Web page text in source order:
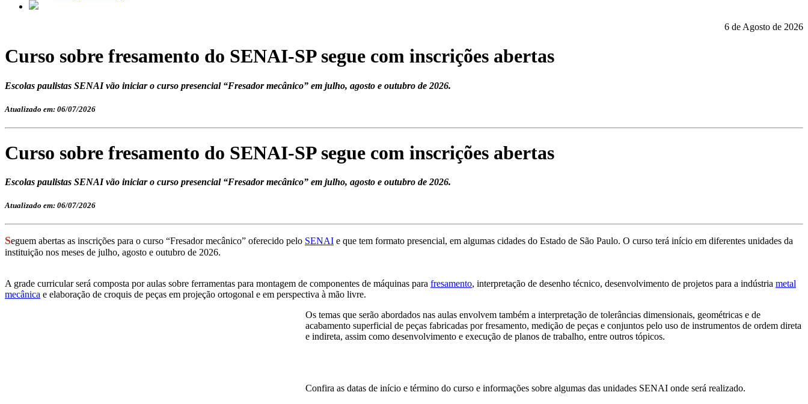
6 de Agosto de 2026
Curso sobre fresamento do SENAI-SP segue com inscrições abertas
Escolas paulistas SENAI vão iniciar o curso presencial “Fresador mecânico” em julho, agosto e outubro de 2026.
Atualizado em: 06/07/2026
Curso sobre fresamento do SENAI-SP segue com inscrições abertas
Escolas paulistas SENAI vão iniciar o curso presencial “Fresador mecânico” em julho, agosto e outubro de 2026.
Atualizado em: 06/07/2026
Seguem abertas as inscrições para o curso “Fresador mecânico” oferecido pelo SENAI e que tem formato presencial, em algumas cidades do Estado de São Paulo. O curso terá início em diferentes unidades da
instituição nos meses de julho, agosto e outubro de 2026.
A grade curricular será composta por aulas sobre ferramentas para montagem de componentes de máquinas para fresamento, interpretação de desenho técnico, desenvolvimento de projetos para a indústria metal
mecânica e elaboração de croquis de peças em projeção ortogonal e em perspectiva à mão livre.
Os temas que serão abordados nas aulas envolvem também a interpretação de tolerâncias dimensionais, geométricas e de
acabamento superficial de peças fabricadas por fresamento, medição de peças e conjuntos pelo uso de instrumentos de ordem direta
e indireta, assim como desenvolvimento e execução de planos de trabalho, entre outros tópicos.
Confira as datas de início e término do curso e informações sobre algumas das unidades SENAI onde será realizado.